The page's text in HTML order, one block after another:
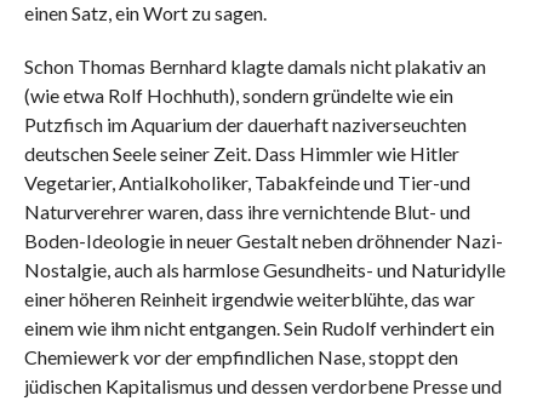
einen Satz, ein Wort zu sagen.
Schon Thomas Bernhard klagte damals nicht plakativ an
(wie etwa Rolf Hochhuth), sondern gründelte wie ein
Putzfisch im Aquarium der dauerhaft naziverseuchten
deutschen Seele seiner Zeit. Dass Himmler wie Hitler
Vegetarier, Antialkoholiker, Tabakfeinde und Tier-und
Naturverehrer waren, dass ihre vernichtende Blut- und
Boden-Ideologie in neuer Gestalt neben dröhnender Nazi-
Nostalgie, auch als harmlose Gesundheits- und Naturidylle
einer höheren Reinheit irgendwie weiterblühte, das war
einem wie ihm nicht entgangen. Sein Rudolf verhindert ein
Chemiewerk vor der empfindlichen Nase, stoppt den
jüdischen Kapitalismus und dessen verdorbene Presse und